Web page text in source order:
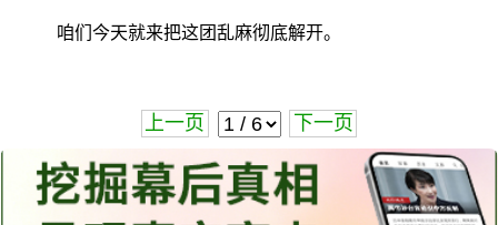
咱们今天就来把这团乱麻彻底解开。
上一页 下一页